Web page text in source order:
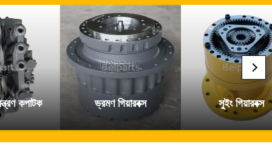
কপাটক ভ্রমণ গিয়ারবক্স সুইং গিয়ারবক্স